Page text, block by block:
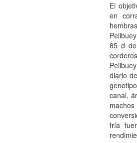
El
en
85 d
diario
canal,
fría